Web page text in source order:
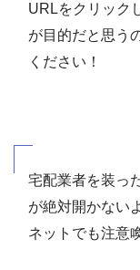
URLをクリック
が目的だと思う
ください！
宅配業者を装っ
が絶対開かない
ネットでも注意